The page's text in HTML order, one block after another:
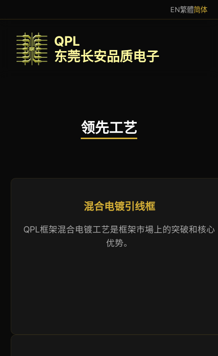
EN繁體简体
QPL
东莞长安品质电子
领先工艺
混合电镀引线框
QPL框架混合电镀工艺是框架市場上的突破和核心
优势。